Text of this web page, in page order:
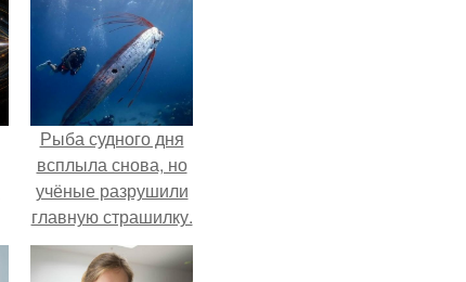
Рыба судного дня
всплыла снова, но
учёные разрушили
главную страшилку.